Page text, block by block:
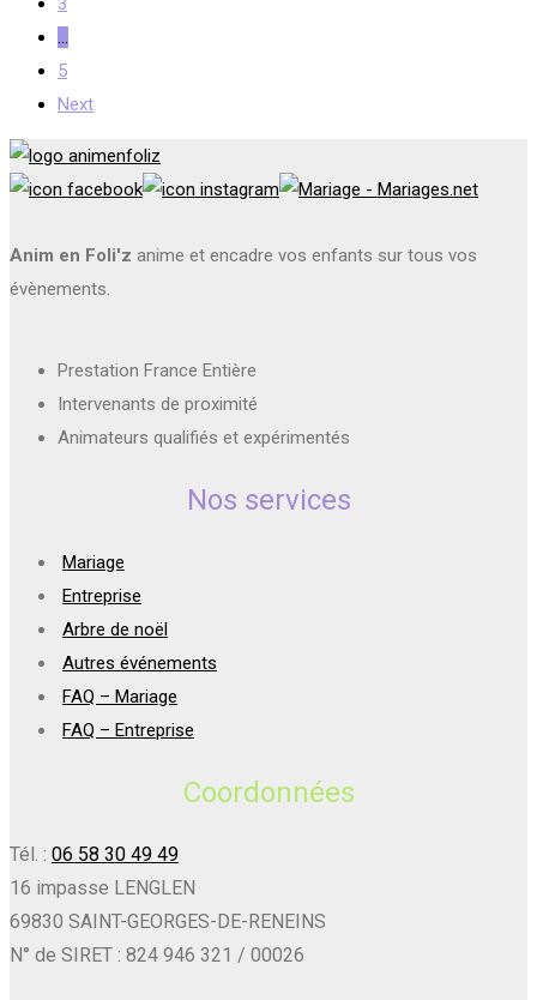
…
5
Next
Anim en Foli'z anime et encadre vos enfants sur tous vos
évènements.
Prestation France Entière
Intervenants de proximité
Animateurs qualifiés et expérimentés
Nos services
Mariage
Entreprise
Arbre de noël
Autres événements
FAQ – Mariage
FAQ – Entreprise
Coordonnées
Tél. : 06 58 30 49 49
16 impasse LENGLEN
69830 SAINT-GEORGES-DE-RENEINS
N° de SIRET : 824 946 321 / 00026